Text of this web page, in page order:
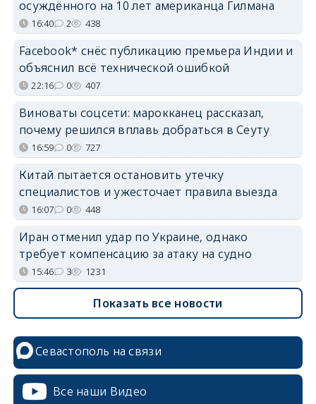
осуждённого на 10 лет американца Гилмана
16:40 2 438
Facebook* снёс публикацию премьера Индии и
объяснил всё технической ошибкой
22:16 0 407
Виноваты соцсети: марокканец рассказал,
почему решился вплавь добраться в Сеуту
16:59 0 727
Китай пытается остановить утечку
специалистов и ужесточает правила выезда
16:07 0 448
Иран отменил удар по Украине, однако
требует компенсацию за атаку на судно
15:46 3 1231
Показать все новости
Севастополь на связи
Все наши Видео